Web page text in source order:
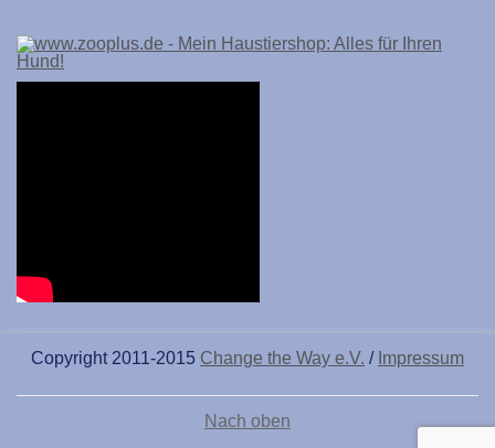
Copyright 2011-2015 Change the Way e.V. / Impressum
Nach oben